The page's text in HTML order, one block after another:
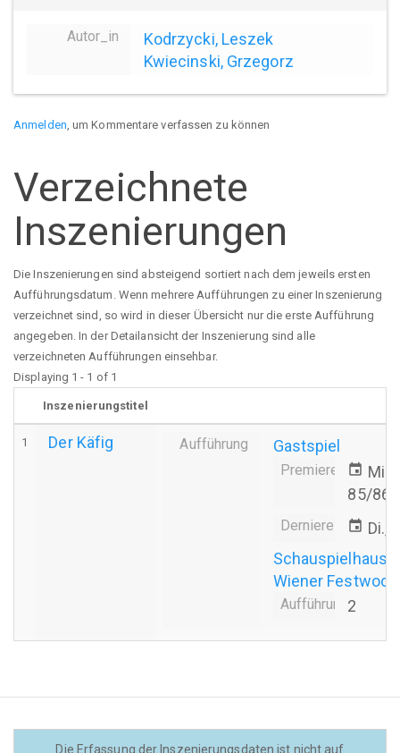
Autor_in
Kodrzycki, Leszek
Kwiecinski, Grzegorz
Anmelden , um Kommentare verfassen zu können
Verzeichnete
Inszenierungen
Die Inszenierungen sind absteigend sortiert nach dem jeweils ersten
Aufführungsdatum. Wenn mehrere Aufführungen zu einer Inszenierung
verzeichnet sind, so wird in dieser Übersicht nur die erste Aufführung
angegeben. In der Detailansicht der Inszenierung sind alle
verzeichneten Aufführungen einsehbar.
Displaying 1 - 1 of 1
Inszenierungstitel
1 Der Käfig Aufführung Gastspiel
Premiere event Mi.,
85/86
Derniere event Di.,
Schauspielhaus
Wiener
Aufführungsanzahl
2
Die Erfassung der Inszenierungsdaten ist nicht auf